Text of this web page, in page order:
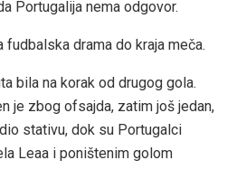
Portugalija nema odgovor.
fudbalska drama do kraja meča.
bila na korak od drugog gola.
je zbog ofsajda, zatim još jedan,
stativu, dok su Portugalci
Leaa i poništenim golom